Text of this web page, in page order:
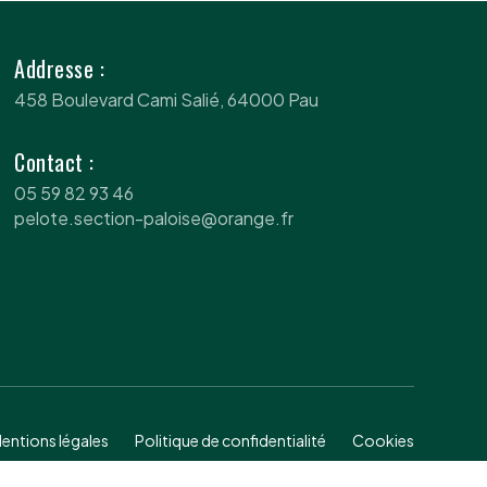
Addresse :
458 Boulevard Cami Salié, 64000 Pau
Contact :
05 59 82 93 46
pelote.section-paloise@orange.fr
légales Politique de confidentialité Cookies